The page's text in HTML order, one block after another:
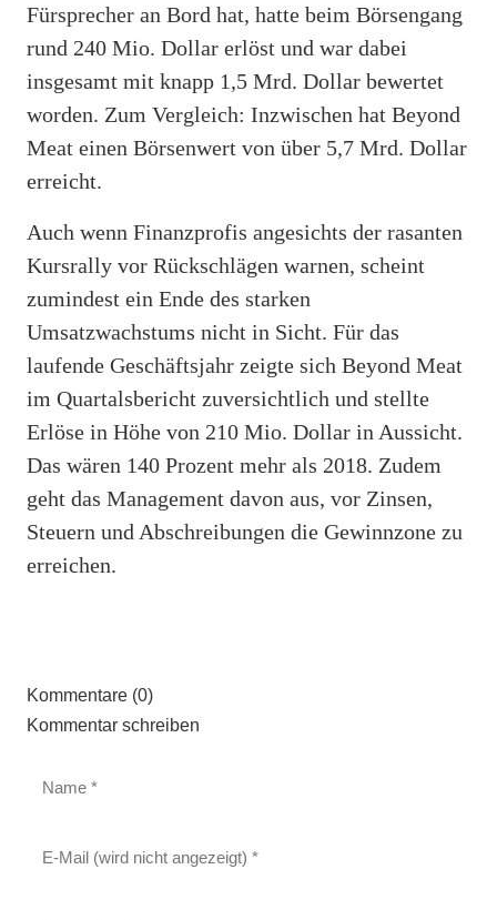
Fürsprecher an Bord hat, hatte beim Börsengang
rund 240 Mio. Dollar erlöst und war dabei
insgesamt mit knapp 1,5 Mrd. Dollar bewertet
worden. Zum Vergleich: Inzwischen hat Beyond
Meat einen Börsenwert von über 5,7 Mrd. Dollar
erreicht.
Auch wenn Finanzprofis angesichts der rasanten
Kursrally vor Rückschlägen warnen, scheint
zumindest ein Ende des starken
Umsatzwachstums nicht in Sicht. Für das
laufende Geschäftsjahr zeigte sich Beyond Meat
im Quartalsbericht zuversichtlich und stellte
Erlöse in Höhe von 210 Mio. Dollar in Aussicht.
Das wären 140 Prozent mehr als 2018. Zudem
geht das Management davon aus, vor Zinsen,
Steuern und Abschreibungen die Gewinnzone zu
erreichen.
Kommentare (0)
Kommentar schreiben